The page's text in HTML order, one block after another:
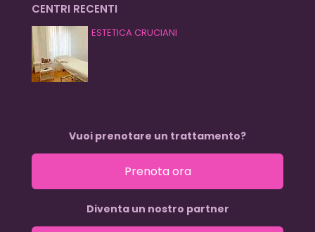
CENTRI RECENTI
ESTETICA CRUCIANI
Vuoi prenotare un trattamento?
Prenota ora
Diventa un nostro partner